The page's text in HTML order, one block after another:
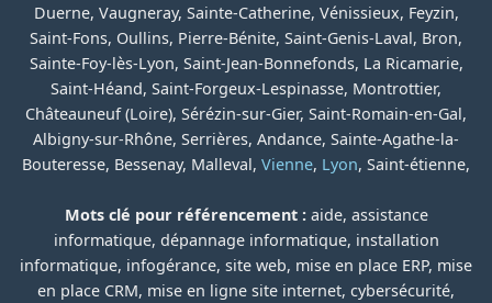
Duerne, Vaugneray, Sainte-Catherine, Vénissieux, Feyzin,
Saint-Fons, Oullins, Pierre-Bénite, Saint-Genis-Laval, Bron,
Sainte-Foy-lès-Lyon, Saint-Jean-Bonnefonds, La Ricamarie,
Saint-Héand, Saint-Forgeux-Lespinasse, Montrottier,
Châteauneuf (Loire), Sérézin-sur-Gier, Saint-Romain-en-Gal,
Albigny-sur-Rhône, Serrières, Andance, Sainte-Agathe-la-
Bouteresse, Bessenay, Malleval, Vienne, Lyon, Saint-étienne,
Mots clé pour référencement :aide, assistance
informatique, dépannage informatique, installation
informatique, infogérance, site web, mise en place ERP, mise
en place CRM, mise en ligne site internet, cybersécurité,